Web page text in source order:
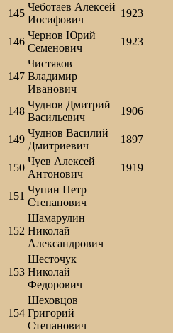
145
Чеботаев Алексей
Иосифович
1923
146
Чернов Юрий
Семенович
1923
147
Чистяков
Владимир
Иванович
148
Чуднов Дмитрий
Васильевич
1906
149
Чуднов Василий
Дмитриевич
1897
150
Чуев Алексей
Антонович
1919
151
Чупин Петр
Степанович
152
Шамарулин
Николай
Александрович
153
Шесточук
Николай
Федорович
154
Шеховцов
Григорий
Степанович